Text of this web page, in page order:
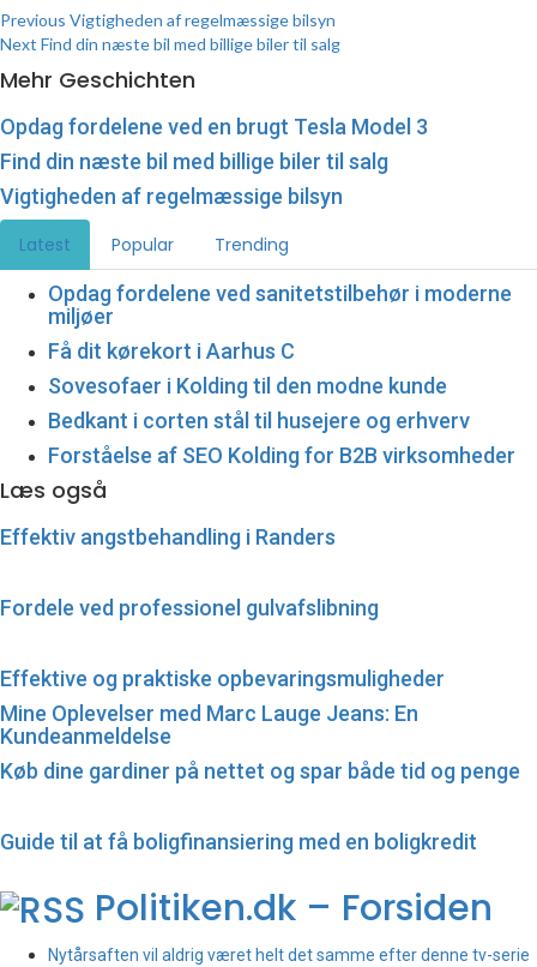
Continue
Reading
Previous Vigtigheden af regelmæssige bilsyn
Next Find din næste bil med billige biler til salg
Mehr Geschichten
Opdag fordelene ved en brugt Tesla Model 3
Find din næste bil med billige biler til salg
Vigtigheden af regelmæssige bilsyn
Latest Popular Trending
Opdag fordelene ved sanitetstilbehør i moderne
miljøer
Få dit kørekort i Aarhus C
Sovesofaer i Kolding til den modne kunde
Bedkant i corten stål til husejere og erhverv
Forståelse af SEO Kolding for B2B virksomheder
Læs også
Effektiv angstbehandling i Randers
Fordele ved professionel gulvafslibning
Effektive og praktiske opbevaringsmuligheder
Mine Oplevelser med Marc Lauge Jeans: En
Kundeanmeldelse
Køb dine gardiner på nettet og spar både tid og penge
Guide til at få boligfinansiering med en boligkredit
Politiken.dk – Forsiden
Nytårsaften vil aldrig været helt det samme efter denne tv-serie